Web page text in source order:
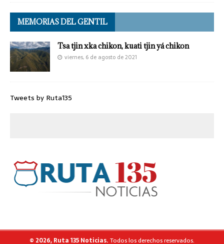
MEMORIAS DEL GENTIL
Tsa tjin xka chikon, kuati tjin yá chikon
viernes, 6 de agosto de 2021
Tweets by Ruta135
© 2026, Ruta 135 Noticias. Todos los derechos reservados.